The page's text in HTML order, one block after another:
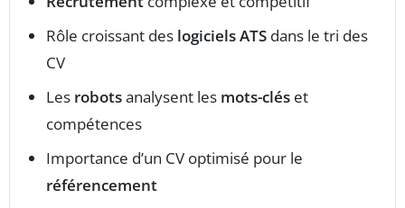
Rôle croissant des logiciels ATS dans le tri des
CV
Les robotsanalysent les mots-clés et
compétences
Importance d’un CV optimisé pour le
référencement